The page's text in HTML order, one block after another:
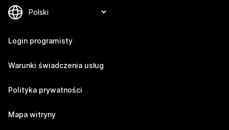
Login programisty
Warunki świadczenia usług
Polityka prywatności
Mapa witryny